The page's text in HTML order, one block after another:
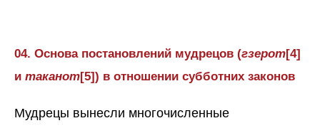
04. Основа постановлений мудрецов (гзерот[4]
и таканот[5]) в отношении субботних законов
Мудрецы вынесли многочисленные